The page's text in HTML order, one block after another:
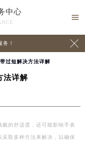
中心

！ 
过短解决方法详解
法详解
的舒适度，还可能影响手表
取多种方法来解决，以确保